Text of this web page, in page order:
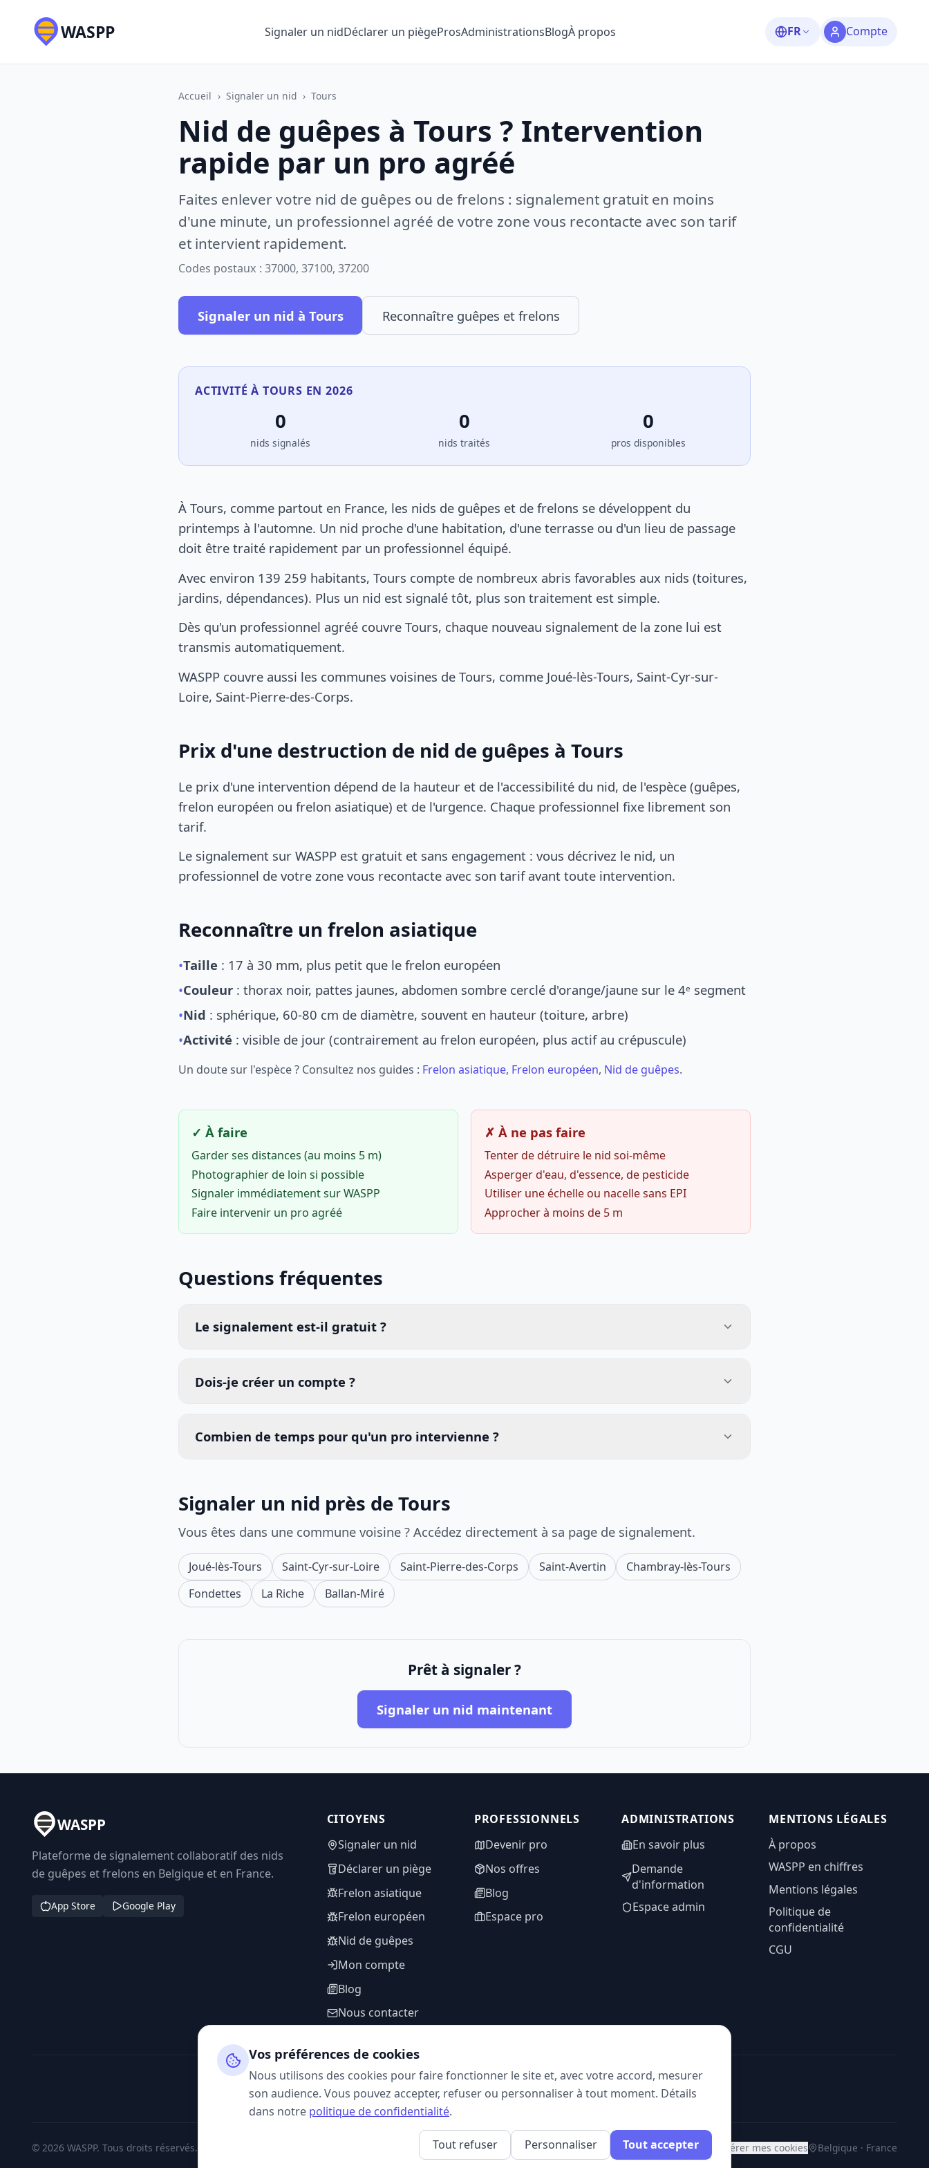
WASPP Signaler un nidDéclarer un piègeProsAdministrationsBlogÀ propos FR Compte
Accueil › Signaler un nid › Tours
Nid de guêpes à Tours ? Intervention
rapide par un pro agréé
Faites enlever votre nid de guêpes ou de frelons : signalement gratuit en moins
d'une minute, un professionnel agréé de votre zone vous recontacte avec son tarif
et intervient rapidement.
Codes postaux : 37000, 37100, 37200
Signaler un nid à Tours Reconnaître guêpes et frelons
ACTIVITÉ À TOURS EN 2026
0
nids signalés
0
nids traités
0
pros disponibles
À Tours, comme partout en France, les nids de guêpes et de frelons se développent du
printemps à l'automne. Un nid proche d'une habitation, d'une terrasse ou d'un lieu de passage
doit être traité rapidement par un professionnel équipé.
Avec environ 139 259 habitants, Tours compte de nombreux abris favorables aux nids (toitures,
jardins, dépendances). Plus un nid est signalé tôt, plus son traitement est simple.
Dès qu'un professionnel agréé couvre Tours, chaque nouveau signalement de la zone lui est
transmis automatiquement.
WASPP couvre aussi les communes voisines de Tours, comme Joué-lès-Tours, Saint-Cyr-sur-
Loire, Saint-Pierre-des-Corps.
Prix d'une destruction de nid de guêpes à Tours
Le prix d'une intervention dépend de la hauteur et de l'accessibilité du nid, de l'espèce (guêpes,
frelon européen ou frelon asiatique) et de l'urgence. Chaque professionnel fixe librement son
tarif.
Le signalement sur WASPP est gratuit et sans engagement : vous décrivez le nid, un
professionnel de votre zone vous recontacte avec son tarif avant toute intervention.
Reconnaître un frelon asiatique
•Taille : 17 à 30 mm, plus petit que le frelon européen
•Couleur : thorax noir, pattes jaunes, abdomen sombre cerclé d'orange/jaune sur le 4ᵉ segment
•Nid : sphérique, 60-80 cm de diamètre, souvent en hauteur (toiture, arbre)
•Activité : visible de jour (contrairement au frelon européen, plus actif au crépuscule)
Un doute sur l'espèce ? Consultez nos guides : Frelon asiatique, Frelon européen, Nid de guêpes.
✓ À faire
Garder ses distances (au moins 5 m)
Photographier de loin si possible
Signaler immédiatement sur WASPP
Faire intervenir un pro agréé
✗ À ne pas faire
Tenter de détruire le nid soi-même
Asperger d'eau, d'essence, de pesticide
Utiliser une échelle ou nacelle sans EPI
Approcher à moins de 5 m
Questions fréquentes
Le signalement est-il gratuit ?
Dois-je créer un compte ?
Combien de temps pour qu'un pro intervienne ?
Signaler un nid près de Tours
Vous êtes dans une commune voisine ? Accédez directement à sa page de signalement.
Joué-lès-Tours Saint-Cyr-sur-Loire Saint-Pierre-des-Corps Saint-Avertin
Chambray-lès-Tours
Fondettes
La Riche Ballan-Miré
Prêt à signaler ?
Signaler un nid maintenant
WASPP
Plateforme de signalement collaboratif des nids
de guêpes et frelons en Belgique et en France.
App Store Google Play
CITOYENS
Signaler un nid
Déclarer un piège
Frelon asiatique
Frelon européen
Nid de guêpes
Mon compte
Blog
Nous contacter
PROFESSIONNELS
Devenir pro
Nos offres
Blog
Espace pro
ADMINISTRATIONS
En savoir plus
Demande
d'information
Espace admin
MENTIONS LÉGALES
À propos
WASPP en chiffres
Mentions légales
Politique de
confidentialité
CGU
SUIVEZ-NOUS
© 2026 WASPP. Tous droits réservés. Gérer mes cookies Belgique · France
Vos préférences de cookies
Nous utilisons des cookies pour faire fonctionner le site et, avec votre accord, mesurer
son audience. Vous pouvez accepter, refuser ou personnaliser à tout moment. Détails
dans notre politique de confidentialité.
Tout refuser Personnaliser Tout accepter